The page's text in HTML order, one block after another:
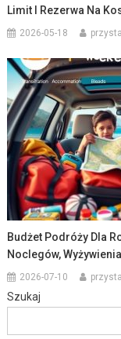
Limit I Rezerwa Na
2026-05-18
Budżet Podróży Dla
Noclegów,
2026-07-10
Szukaj